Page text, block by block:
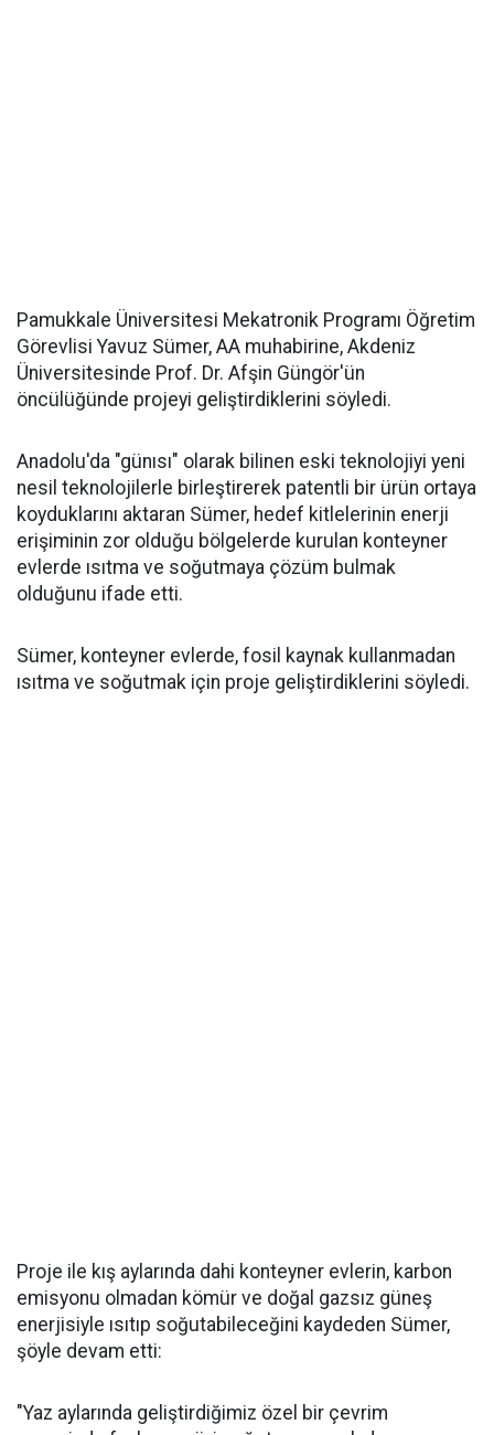
Pamukkale Üniversitesi Mekatronik Programı Öğretim
Görevlisi Yavuz Sümer, AA muhabirine, Akdeniz
Üniversitesinde Prof. Dr. Afşin Güngör'ün
öncülüğünde projeyi geliştirdiklerini söyledi.
Anadolu'da "günısı" olarak bilinen eski teknolojiyi yeni
nesil teknolojilerle birleştirerek patentli bir ürün ortaya
koyduklarını aktaran Sümer, hedef kitlelerinin enerji
erişiminin zor olduğu bölgelerde kurulan konteyner
evlerde ısıtma ve soğutmaya çözüm bulmak
olduğunu ifade etti.
Sümer, konteyner evlerde, fosil kaynak kullanmadan
ısıtma ve soğutmak için proje geliştirdiklerini söyledi.
Proje ile kış aylarında dahi konteyner evlerin, karbon
emisyonu olmadan kömür ve doğal gazsız güneş
enerjisiyle ısıtıp soğutabileceğini kaydeden Sümer,
şöyle devam etti:
"Yaz aylarında geliştirdiğimiz özel bir çevrim